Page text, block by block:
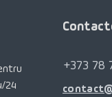
24
+373 78